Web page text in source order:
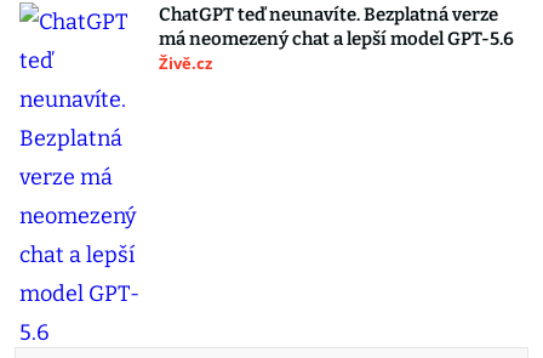
ChatGPT teď neunavíte. Bezplatná verze
má neomezený chat a lepší model GPT-5.6
Živě.cz